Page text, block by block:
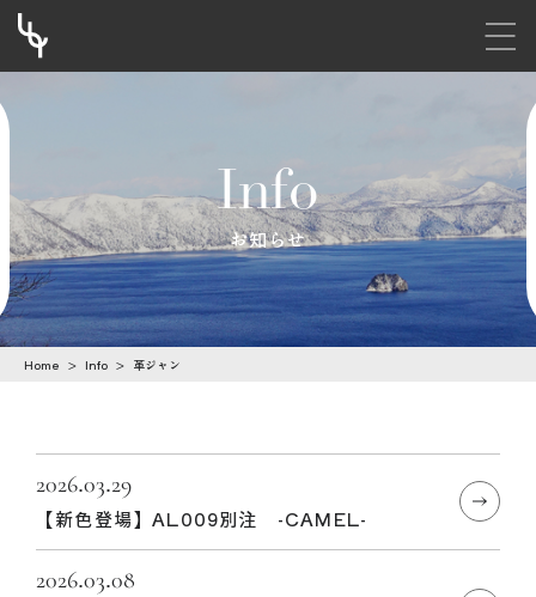
k
o
c
o
メ
Info
お知らせ
Home > Info > 革ジャン
2026.03.29
【新色登場】AL009別注 -CAMEL-
2026.03.08